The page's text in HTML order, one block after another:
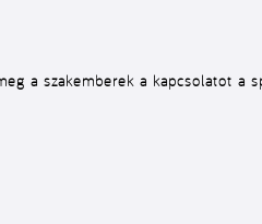
a szakemberek a kapcsolatot a